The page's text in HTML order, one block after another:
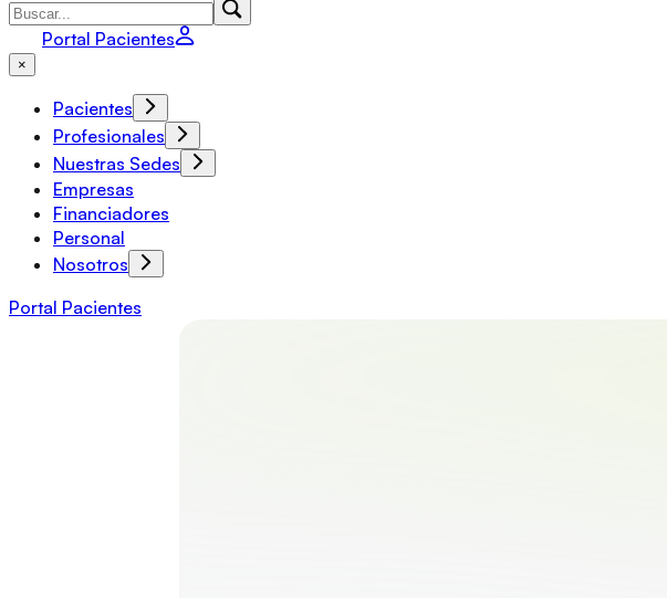
Portal Pacientes
×
Pacientes
Profesionales
Nuestras Sedes
Empresas
Financiadores
Personal
Nosotros
Portal Pacientes